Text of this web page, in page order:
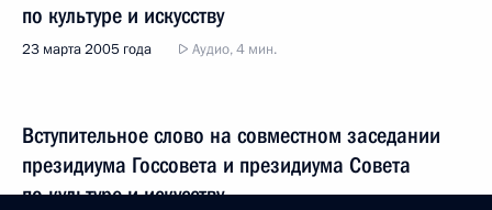
по культуре и искусству
23 марта 2005 года Аудио, 4 мин.
Вступительное слово на совместном заседании
президиума Госсовета и президиума Совета
по культуре и искусству